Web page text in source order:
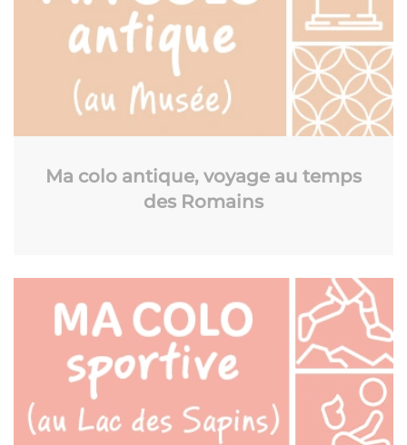
Ma colo antique, voyage au temps
des Romains